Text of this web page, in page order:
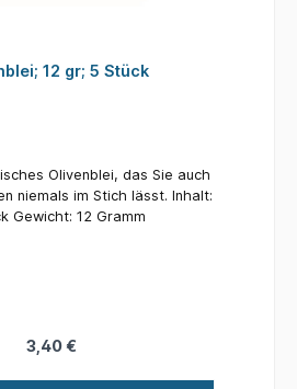
12 gr; 5 Stück
im Stich lässt. Inhalt:
Gewicht: 12 Gramm
3,40 €